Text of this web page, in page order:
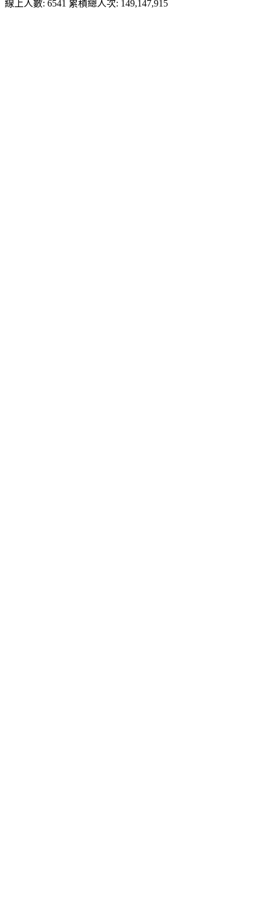
線上人數: 6541 累積總人次: 149,147,915